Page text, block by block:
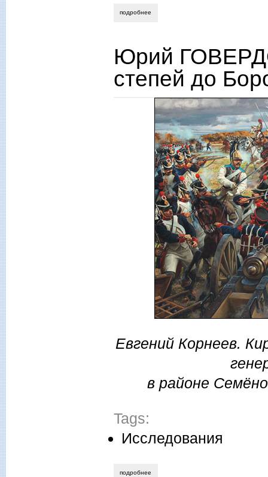
подробнее
Юрий
степей до
Евгений Корнеев.
в районе
Tags:
Исследования
подробнее